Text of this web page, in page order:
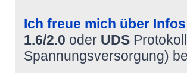
Ich freue mich über Infos
1.6/2.0 oder UDS
Spannungsversorgung)